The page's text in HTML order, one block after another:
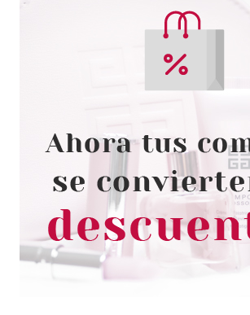
ESSENCE
ESSENCE UÑAS POSTIZAS
NAILS IN STYLE 11 SHEER
WHITES
Pvr 3.79€
-17%
desde
3.15€